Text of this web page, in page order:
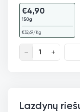
€4,90
150g
€32,67/Kg
Rūkyti skrudinti
Lazdynų